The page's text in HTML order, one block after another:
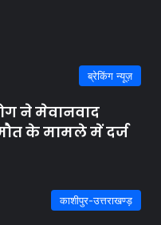
ब्रेकिंग न्यूज़
ने मेवानवाद
के मामले में दर्ज
काशीपुर-उत्तराखण्ड़